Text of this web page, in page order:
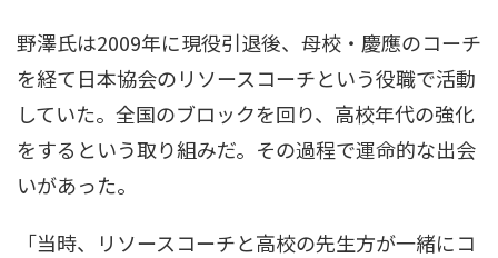
野澤氏は2009年に現役引退後、母校・慶應のコーチ
を経て日本協会のリソースコーチという役職で活動
していた。全国のブロックを回り、高校年代の強化
をするという取り組みだ。その過程で運命的な出会
いがあった。
「当時、リソースコーチと高校の先生方が一緒にコ